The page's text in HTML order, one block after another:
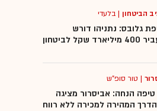
הביטחון |בלעדי
גלובס: נתניהו דורש
שקל לביטחון
| טור סופ"ש
טיפה הנחה: אביסרור מציגה
המהירה למכירה ללא רווח